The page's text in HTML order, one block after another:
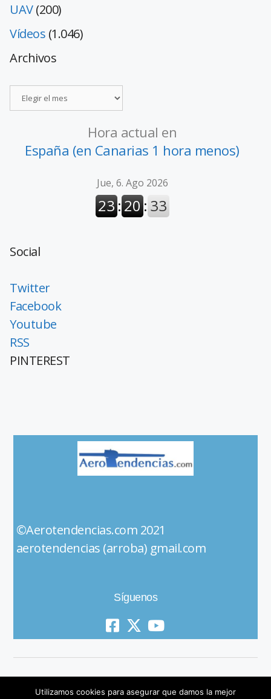
UAV(200)
Vídeos (1.046)
Archivos
Hora actual en
España (en Canarias 1 hora menos)
Social
Twitter
Facebook
Youtube
RSS
PINTEREST
©Aerotendencias.com 2021
aerotendencias (arroba) gmail.com
Síguenos
Utilizamos cookies para asegurar que damos la mejor